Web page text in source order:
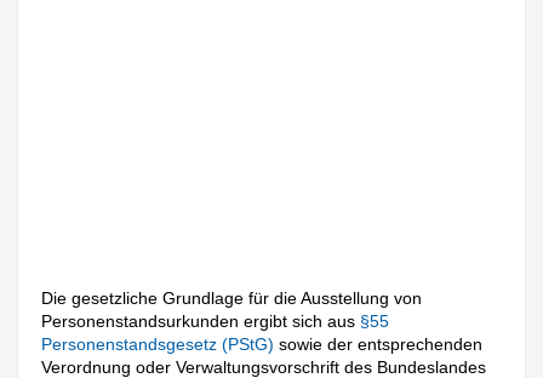
Die gesetzliche Grundlage für die Ausstellung von
Personenstandsurkunden ergibt sich aus §55
Personenstandsgesetz (PStG)sowie der entsprechenden
Verordnung oder Verwaltungsvorschrift des Bundeslandes